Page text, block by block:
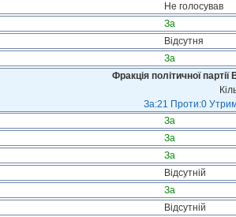
Не голосував
За
Відсутня
За
Фракція політичної
За:21 Проти:0
За
За
За
Відсутній
За
Відсутній